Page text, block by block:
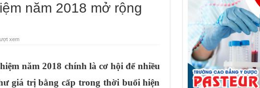
năm 2018 mở rộng
xem
năm 2018 chính là cơ hội để nhiều
giá trị bằng cấp trong thời buổi hiện